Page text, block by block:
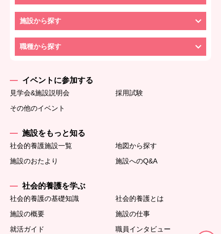
施設から探す
職種から探す
イベントに参加する
見学会&施設説明会
採用試験
その他のイベント
施設をもっと知る
社会的養護施設一覧
地図から探す
施設のおたより
施設へのQ&A
社会的養護を学ぶ
社会的養護の基礎知識
社会的養護とは
施設の概要
施設の仕事
就活ガイド
職員インタビュー